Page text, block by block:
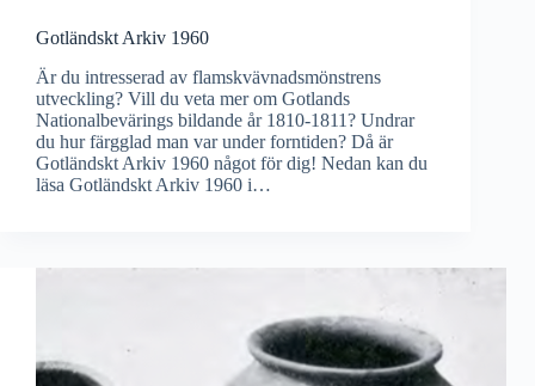
Gotländskt Arkiv 1960
Är du intresserad av flamskvävnadsmönstrens
utveckling? Vill du veta mer om Gotlands
Nationalbevärings bildande år 1810-1811? Undrar
du hur färgglad man var under forntiden? Då är
Gotländskt Arkiv 1960 något för dig! Nedan kan du
läsa Gotländskt Arkiv 1960 i…